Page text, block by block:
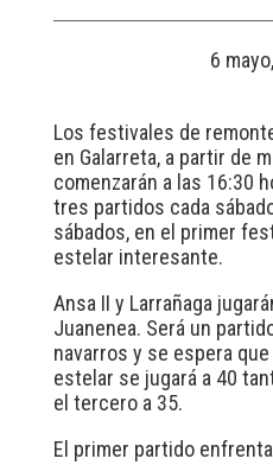
6
Los festivales de
en Galarreta, a partir de
comenzarán a las 16:30
tres partidos cada
sábados, en el primer
estelar interesante.
Ansa II y Larrañaga
Juanenea. Será un
navarros y se espera
estelar se jugará a 40
el tercero a 35.
El primer partido